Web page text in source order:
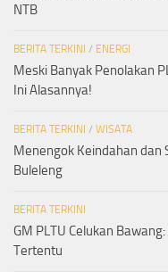
NTB
BERITA TERKINI / ENERGI
Meski Banyak Penolakan
Ini Alasannya!
BERITA TERKINI / WISATA
Menengok Keindahan dan
Buleleng
BERITA TERKINI
GM PLTU Celukan
Tertentu